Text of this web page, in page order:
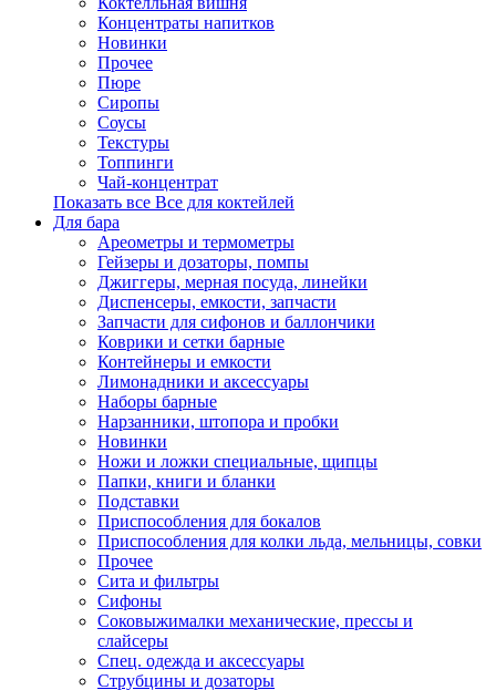
Концентраты напитков
Новинки
Прочее
Пюре
Сиропы
Соусы
Текстуры
Топпинги
Чай-концентрат
Показать все Все для коктейлей
Для бара
Ареометры и термометры
Гейзеры и дозаторы, помпы
Джиггеры, мерная посуда, линейки
Диспенсеры, емкости, запчасти
Запчасти для сифонов и баллончики
Коврики и сетки барные
Контейнеры и емкости
Лимонадники и аксессуары
Наборы барные
Нарзанники, штопора и пробки
Новинки
Ножи и ложки специальные, щипцы
Папки, книги и бланки
Подставки
Приспособления для бокалов
Приспособления для колки льда, мельницы, совки
Прочее
Сита и фильтры
Сифоны
Соковыжималки механические, прессы и
слайсеры
Спец. одежда и аксессуары
Струбцины и дозаторы